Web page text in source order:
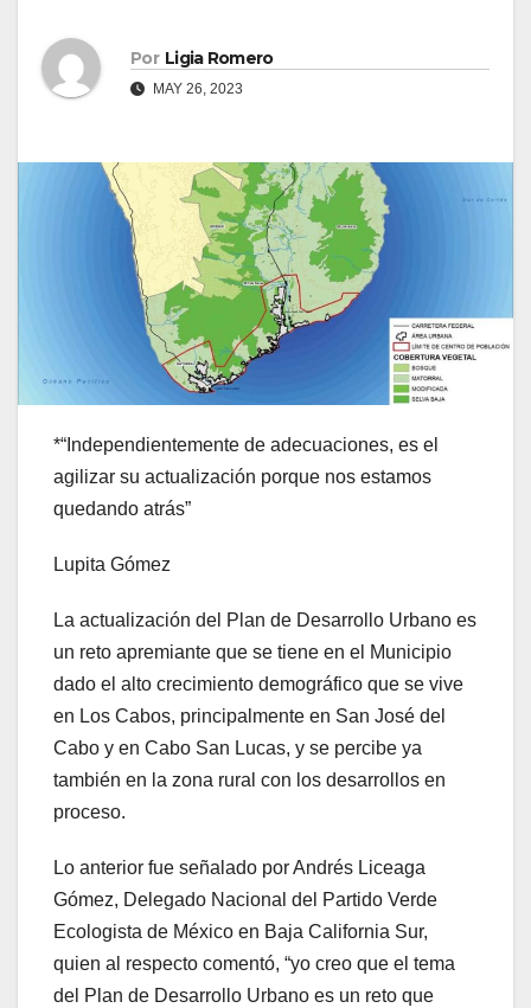
Por Ligia Romero
MAY 26, 2023
*“Independientemente de adecuaciones, es el
agilizar su actualización porque nos estamos
quedando atrás”
Lupita Gómez
La actualización del Plan de Desarrollo Urbano es
un reto apremiante que se tiene en el Municipio
dado el alto crecimiento demográfico que se vive
en Los Cabos, principalmente en San José del
Cabo y en Cabo San Lucas, y se percibe ya
también en la zona rural con los desarrollos en
proceso.
Lo anterior fue señalado por Andrés Liceaga
Gómez, Delegado Nacional del Partido Verde
Ecologista de México en Baja California Sur,
quien al respecto comentó, “yo creo que el tema
del Plan de Desarrollo Urbano es un reto que